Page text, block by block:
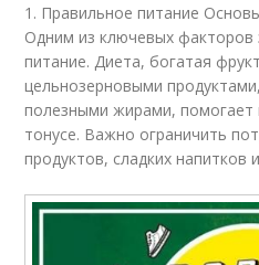
1. Правильное питание
Одним из ключевых факторов
питание. Диета, богатая
цельнозерновыми
полезными жирами, помогает
тонусе. Важно ограничить
продуктов, сладких